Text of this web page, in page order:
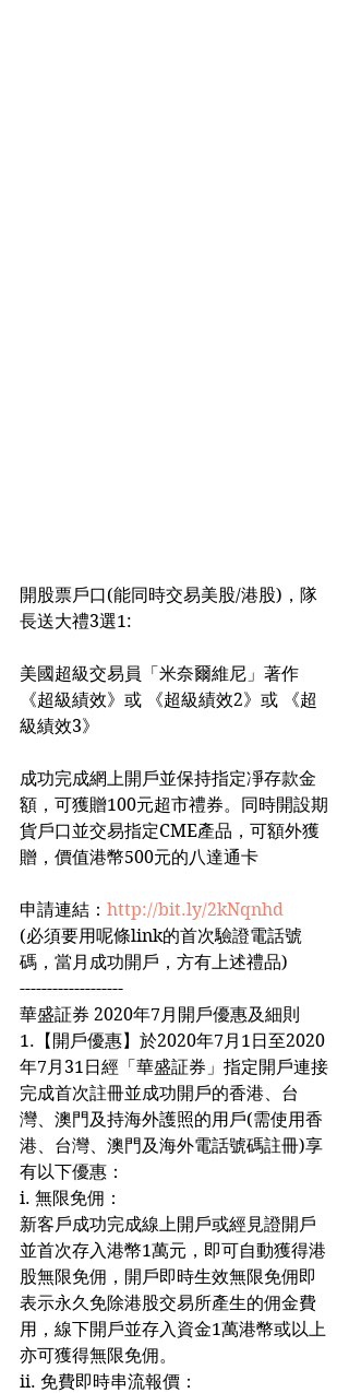
開股票戶口(能同時交易美股/港股)，隊
長送大禮3選1:
美國超級交易員「米奈爾維尼」著作
《超級績效》或 《超級績效2》或 《超
級績效3》
成功完成網上開戶並保持指定凈存款金
額，可獲贈100元超市禮券。同時開設期
貨戶口並交易指定CME產品，可額外獲
贈，價值港幣500元的八達通卡
申請連結： http://bit.ly/2kNqnhd
(必須要用呢條link的首次驗證電話號
碼，當月成功開戶，方有上述禮品)
-------------------
華盛証券 2020年7月開戶優惠及細則
1.【開戶優惠】於2020年7月1日至2020
年7月31日經「華盛証券」指定開戶連接
完成首次註冊並成功開戶的香港、台
灣、澳門及持海外護照的用戶(需使用香
港、台灣、澳門及海外電話號碼註冊)享
有以下優惠：
i. 無限免佣：
新客戶成功完成線上開戶或經見證開戶
並首次存入港幣1萬元，即可自動獲得港
股無限免佣，開戶即時生效無限免佣即
表示永久免除港股交易所產生的佣金費
用，線下開戶並存入資金1萬港幣或以上
亦可獲得無限免佣。
ii. 免費即時串流報價：